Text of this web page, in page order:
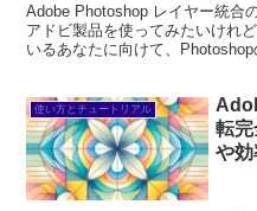
Adobe Photoshop レイヤー統合
アドビ製品を使ってみたいけれ
いるあなたに向けて、
使い方とチュートリアル
転
や